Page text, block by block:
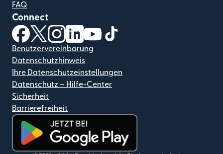
FAQ
Connect
(wird in einem neuen Fenster geöffnet)
(wird in einem neuen Fenster geöffnet)
(wird in einem neuen Fenster geöffnet)
(wird in einem neuen Fenster geöffnet)
(wird in einem neuen Fenster
Benutzervereinbarung
Datenschutzhinweis
Ihre Datenschutzeinstellungen
Datenschutz – Hilfe-Center
Sicherheit
Barrierefreiheit